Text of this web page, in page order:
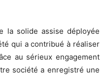
la solide assise déployée
qui a contribué à réaliser
au sérieux engagement
société a enregistré une